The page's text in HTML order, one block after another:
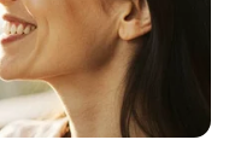
Meet The Main